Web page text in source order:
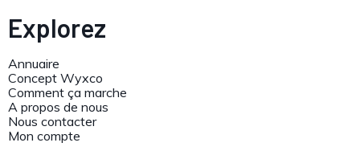
Explorez
Annuaire
Concept Wyxco
Comment ça marche
A propos de nous
Nous contacter
Mon compte